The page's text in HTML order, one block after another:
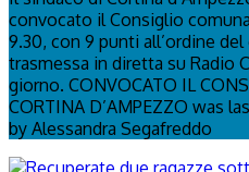
convocato il Consiglio
9.30, con 9 punti all’ordine
trasmessa in diretta su Radio
giorno. CONVOCATO IL
CORTINA D’AMPEZZO was
by Alessandra Segafreddo